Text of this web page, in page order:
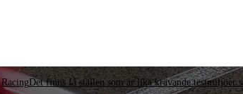
RacingDet finns få ställen som är lika krävande testmiljöer